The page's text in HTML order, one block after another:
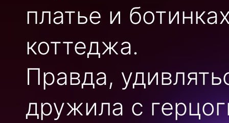
платье и
коттеджа.
Правда,
дружила с